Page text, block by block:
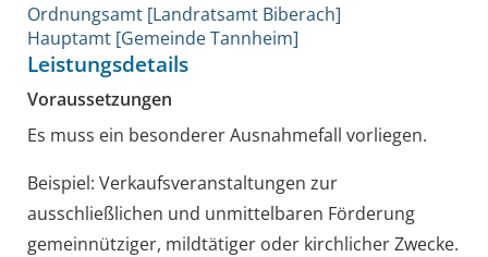
Ordnungsamt [Landratsamt Biberach]
Hauptamt [Gemeinde Tannheim]
Leistungsdetails
Voraussetzungen
Es muss ein besonderer Ausnahmefall vorliegen.
Beispiel: Verkaufsveranstaltungen zur
ausschließlichen und unmittelbaren Förderung
gemeinnütziger, mildtätiger oder kirchlicher Zwecke.